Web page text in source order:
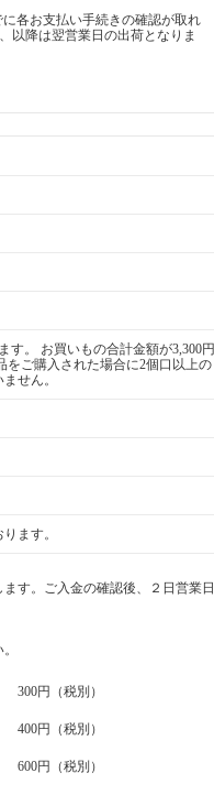
各お支払い手続きの確認が取れ
以降は翌営業日の出荷となりま
す。 お買いもの合計金額が3,300円
をご購入された場合に2個口以上の
せん。
ます。
す。ご入金の確認後、２日営業日
300円（税別）
400円（税別）
600円（税別）